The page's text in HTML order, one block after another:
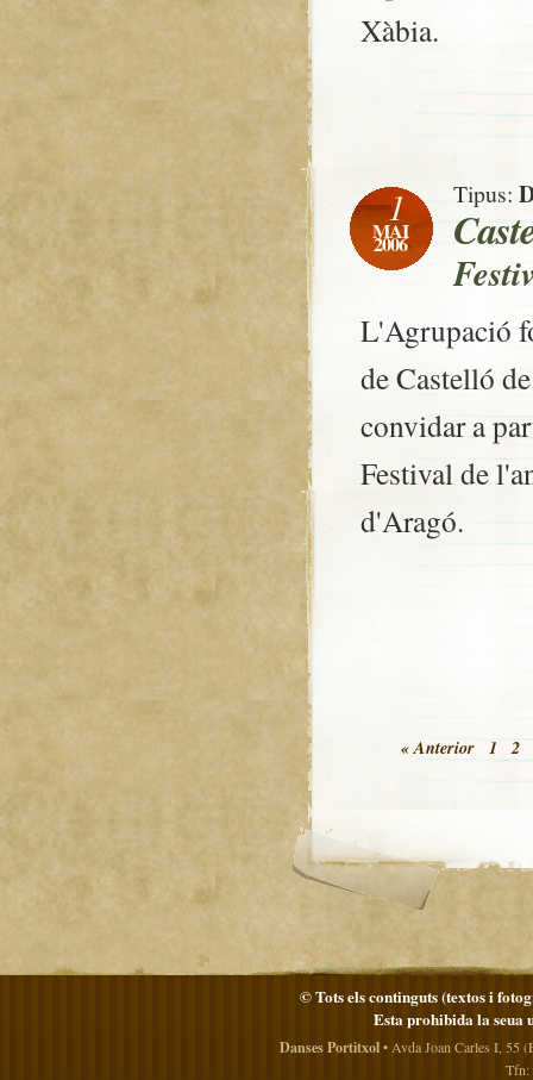
Xàbia.
1
MAI
2006
Tipus:
L'Agrupació
de Castelló
convidar a
Festival de
d'Aragó.
« Anterior 1 2
© Tots els continguts (textos i
Esta prohibida la seua
Danses Portitxol• Avda Joan Carles I, 55
Tfn: